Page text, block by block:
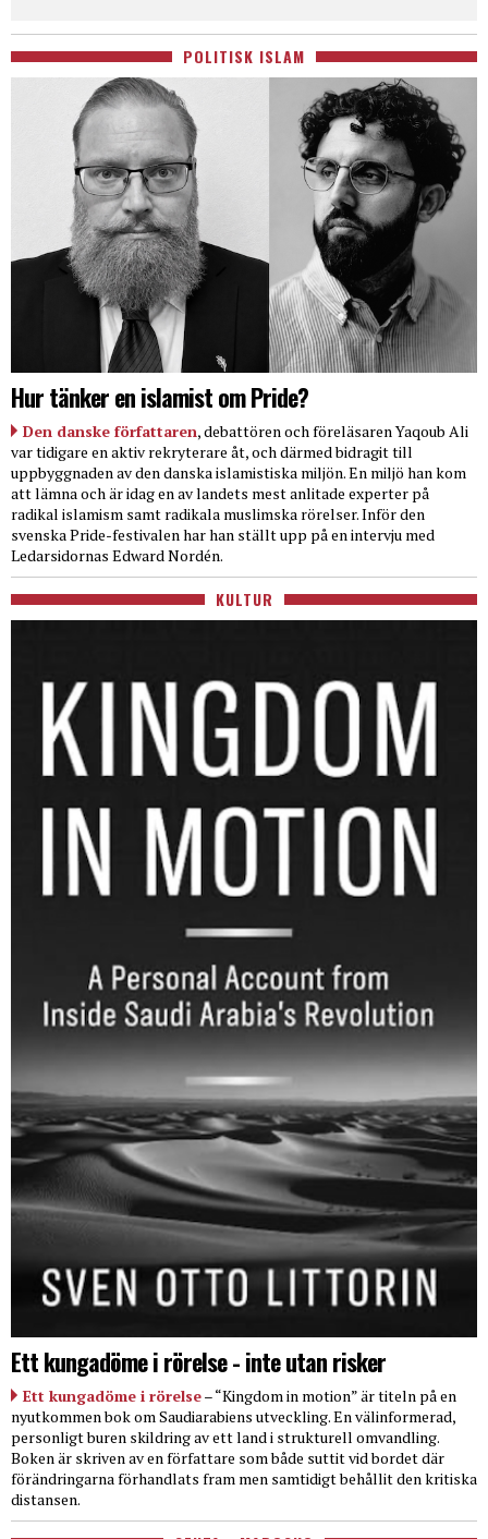
POLITISK ISLAM
Hur tänker en islamist om Pride?
Den danske författaren, debattören och föreläsaren Yaqoub Ali
var tidigare en aktiv rekryterare åt, och därmed bidragit till
uppbyggnaden av den danska islamistiska miljön. En miljö han kom
att lämna och är idag en av landets mest anlitade experter på
radikal islamism samt radikala muslimska rörelser. Inför den
svenska Pride-festivalen har han ställt upp på en intervju med
Ledarsidornas Edward Nordén.
KULTUR
Ett kungadöme i rörelse - inte utan risker
Ett kungadöme i rörelse– “Kingdom in motion” är titeln på en
nyutkommen bok om Saudiarabiens utveckling. En välinformerad,
personligt buren skildring av ett land i strukturell omvandling.
Boken är skriven av en författare som både suttit vid bordet där
förändringarna förhandlats fram men samtidigt behållit den kritiska
distansen.